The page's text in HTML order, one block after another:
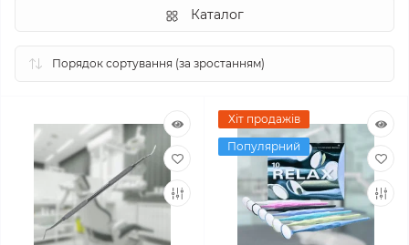
Каталог
Хіт продажів
Популярний